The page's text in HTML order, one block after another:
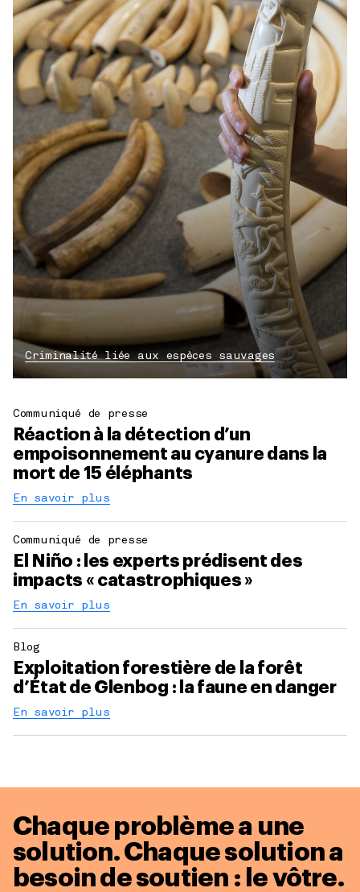
Criminalité liée aux espèces sauvages
Communiqué de presse
Réaction à la détection d’un
empoisonnement au cyanure dans la
mort de 15 éléphants
En savoir plus
Communiqué de presse
El Niño : les experts prédisent des
impacts « catastrophiques »
En savoir plus
Blog
Exploitation forestière de la forêt
d’État de Glenbog : la faune en danger
En savoir plus
Chaque problème a une
solution.Chaque solution a
besoin de soutien : le vôtre.